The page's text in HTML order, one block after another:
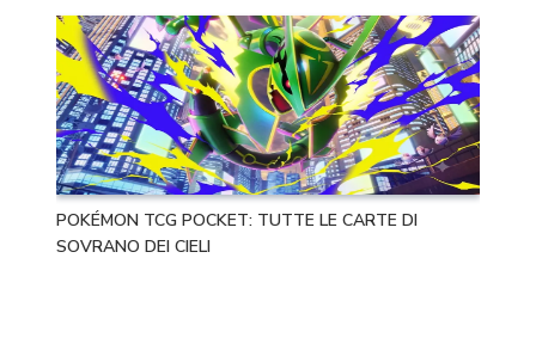
POKÉMON TCG POCKET: TUTTE LE CARTE DI
SOVRANO DEI CIELI